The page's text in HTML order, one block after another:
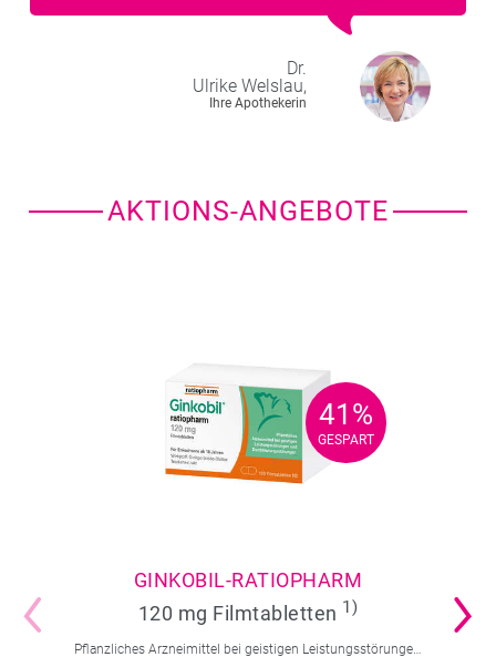
Dr.
Ulrike Welslau,
Ihre Apothekerin
AKTIONS-ANGEBOTE
41%
GESPART
41%
GESPART
GINKOBIL-RATIOPHARM
120 mg Filmtabletten 1)
Pflanzliches Arzneimittel bei geistigen Leistungsstörungen und Durchblutungsstörungen.